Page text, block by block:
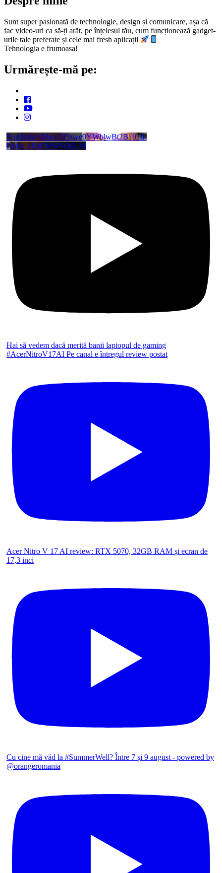
Sunt super pasionată de technologie, design și comunicare, așa că
fac video-uri ca să-ți arăt, pe înțelesul tău, cum funcționează gadget-
urile tale preferate și cele mai fresh aplicații
Tehnologia e frumoasa!
Urmărește-mă pe:
YouTube Video UCzwe0YWblwBt2B_9_d-
P44w_rEnEMWSQ0LM
Hai să vedem dacă merită banii laptopul de gaming
#AcerNitroV17AI Pe canal e întregul review postat
Acer Nitro V 17 AI review: RTX 5070, 32GB RAM și ecran de
17,3 inci
Cu cine mă văd la #SummerWell? Între 7 și 9 august - powered by
@orangeromania